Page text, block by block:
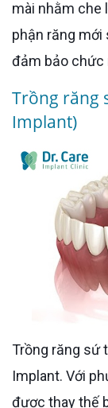
mài nhằm che
phận răng mới
đảm bảo chức
Trồng răng
Implant)
Trồng răng sứ trên Implant hay còn gọi là cấy ghép
Implant. Với
được thay thế